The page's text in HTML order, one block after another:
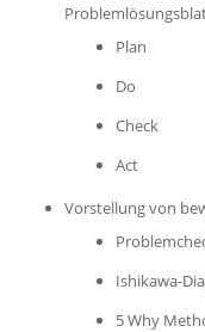
Plan
Do
Check
Act
Vorstellung von
Ishikawa-
5 Why